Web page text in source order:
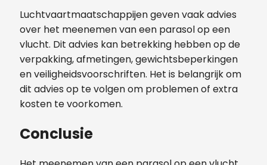
Luchtvaartmaatschappijen geven vaak advies
over het meenemen van een parasol op een
vlucht. Dit advies kan betrekking hebben op de
verpakking, afmetingen, gewichtsbeperkingen
en veiligheidsvoorschriften. Het is belangrijk om
dit advies op te volgen om problemen of extra
kosten te voorkomen.
Conclusie